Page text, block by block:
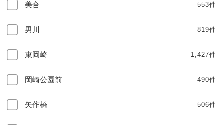
美合 553件
男川 819件
東岡崎 1,427件
岡崎公園前 490件
矢作橋 506件